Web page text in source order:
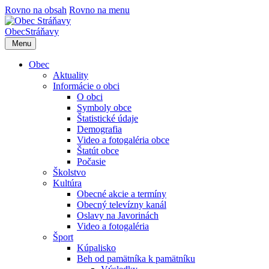
Rovno na obsah Rovno na menu
ObecStráňavy
Menu
Obec
Aktuality
Informácie o obci
O obci
Symboly obce
Štatistické údaje
Demografia
Video a fotogaléria obce
Štatút obce
Počasie
Školstvo
Kultúra
Obecné akcie a termíny
Obecný televízny kanál
Oslavy na Javorinách
Video a fotogaléria
Šport
Kúpalisko
Beh od pamätníka k pamätníku